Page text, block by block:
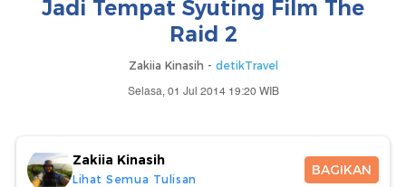
Jadi Tempat Syuting Film The
Raid 2
Zakiia Kinasih - detikTravel
Selasa, 01 Jul 2014 19:20 WIB
Zakiia Kinasih
Lihat Semua Tulisan
BAGIKAN